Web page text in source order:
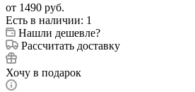
от 1490 руб.
Есть в наличии: 1
Нашли дешевле?
Рассчитать доставку
Хочу в подарок